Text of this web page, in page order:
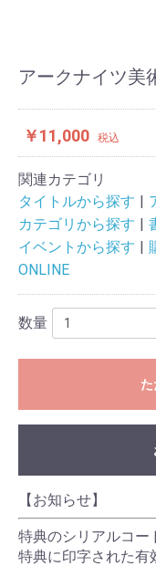
アークナイツ美
￥11,000 税込
関連カテゴリ
タイトルから探す
カテゴリから探す
イベントから探す
ONLINE
数量
特典のシリアルコー
特典に印字された有